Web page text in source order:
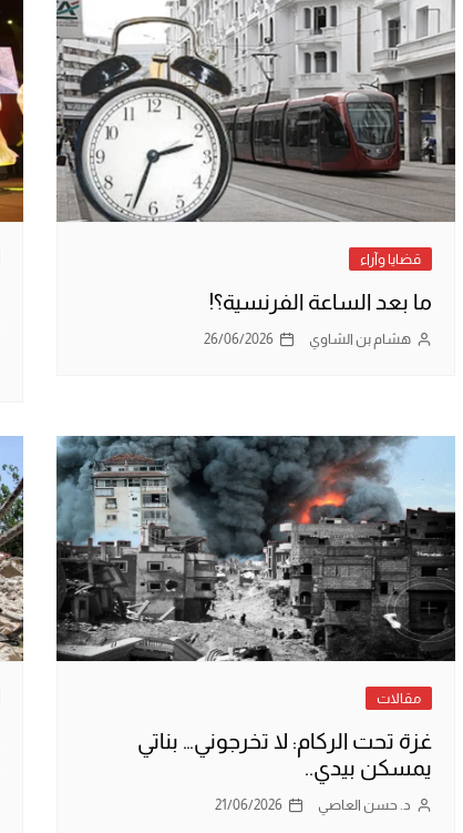
قضايا وآراء
ما بعد الساعة الفرنسية؟!
هشام بن الشاوي 26/06/2026
مقالات
غزة تحت الركام: لا تخرجوني… بناتي
يمسكن بيدي..
د. حسن العاصي 21/06/2026